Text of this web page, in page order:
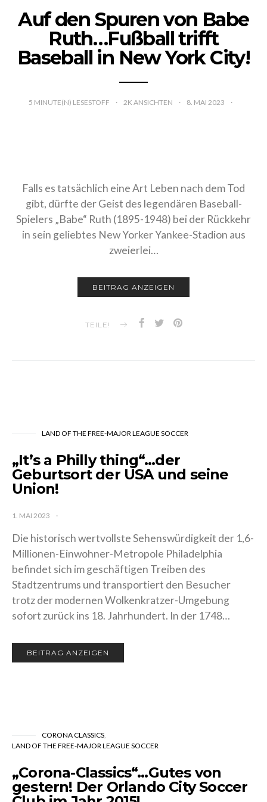
Auf den Spuren von Babe
Ruth…Fußball trifft
Baseball in New York City!
5MINUTE(N) LESESTOFF 2K ANSICHTEN 8. MAI 2023
Falls es tatsächlich eine Art Leben nach dem Tod
gibt, dürfte der Geist des legendären Baseball-
Spielers „Babe“ Ruth (1895-1948) bei der
Rückkehr in sein geliebtes New Yorker Yankee-
Stadion aus zweierlei…
BEITRAG ANZEIGEN
TEILE!
LAND OF THE FREE-MAJOR LEAGUE SOCCER
„It’s a Philly thing“…der
Geburtsort der USA und seine
Union!
1. MAI 2023
Die historisch wertvollste Sehenswürdigkeit der
1,6-Millionen-Einwohner-Metropole Philadelphia
befindet sich im geschäftigen Treiben des
Stadtzentrums und transportiert den Besucher
trotz der modernen Wolkenkratzer-Umgebung
sofort zurück ins 18. Jahrhundert. In der 1748…
BEITRAG ANZEIGEN
CORONA CLASSICS
LAND OF THE FREE-MAJOR LEAGUE SOCCER
„Corona-Classics“…Gutes von
gestern! Der Orlando City